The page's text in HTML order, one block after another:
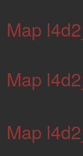
Map
Map
Map